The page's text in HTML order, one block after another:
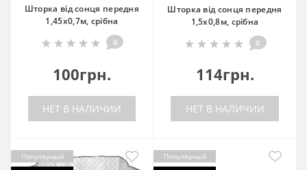
Шторка від сонця передня
1,45x0,7м, срібна
0
100грн.
НЕТ В НАЛИЧИИ
Шторка від сонця передня
1,5x0,8м, срібна
0
114грн.
НЕТ В НАЛИЧИИ
Популярный
Популярный